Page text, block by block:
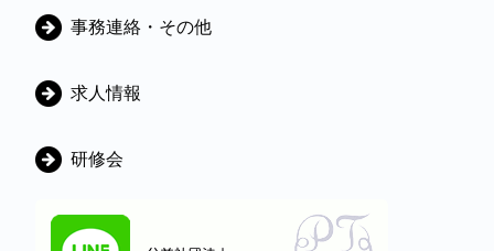
ゴ
ー
事務連絡・その他
求人情報
研修会